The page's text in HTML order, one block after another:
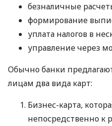
безналичные
формирование
уплата налогов в
управление через
Обычно банки
лицам два вида карт:
Бизнес-карта,
непосредственно к